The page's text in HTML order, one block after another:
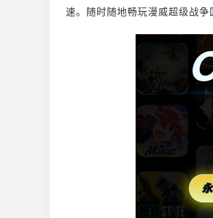
速。随时随地畅玩漫威超级战争